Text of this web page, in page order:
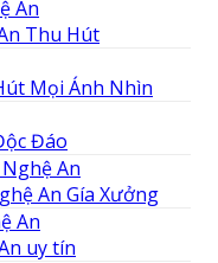
Thu Hút
Mọi Ánh Nhìn
Đáo
An Gía Xưởng
uy tín